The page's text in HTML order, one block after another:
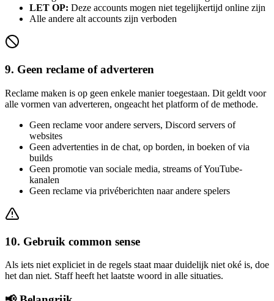
LET OP: Deze accounts mogen niet tegelijkertijd online zijn
Alle andere alt accounts zijn verboden
9. Geen reclame of adverteren
Reclame maken is op geen enkele manier toegestaan. Dit geldt voor
alle vormen van adverteren, ongeacht het platform of de methode.
Geen reclame voor andere servers, Discord servers of
websites
Geen advertenties in de chat, op borden, in boeken of via
builds
Geen promotie van sociale media, streams of YouTube-
kanalen
Geen reclame via privéberichten naar andere spelers
10. Gebruik common sense
Als iets niet expliciet in de regels staat maar duidelijk niet oké is, doe
het dan niet. Staff heeft het laatste woord in alle situaties.